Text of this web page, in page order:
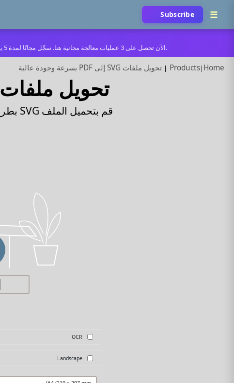
Subscribe
الآن تحصل على 3 عمليات معالجة مجانية هنا. سجّل مجانًا لمدة 5 يوم، أو اشترك للحصول على غير محدود. 🚀 لم يتبق سوى 99 مقاعد: أول 100 مشتركين يحصلون على سنة كاملة بسعر شهر واحد.
Home
Products تحويل ملفات SVG إلى PDF بسرعة وجودة عالية
تحويل ملفات SVG إلى PDF بسرعة وجودة عالية
قم بتحميل الملف SVG بطريقة مناسبة لك، وانقر فوق الزر «قم بالتحويل» للحصول على الملف PDF.
OCR
Landscape